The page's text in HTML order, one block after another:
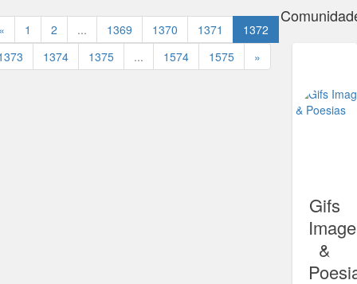
1 2 ... 1369 1370 1371
1372
1374 1375 ... 1574 1575 »
Gifs
&